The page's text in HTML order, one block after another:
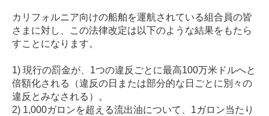
カリフォルニア向けの船舶を運航されている組合員の皆
さまに対し、この法律改定は以下のような結果をもたら
すことになります。
1) 現行の罰金が、 1つの違反ごとに最高100万米ドルへと
倍額化される（違反の日または部分的な日ごとに別々の
違反とみなされる）。
2) 1,000ガロンを超える流出油について、 1ガロン当たり